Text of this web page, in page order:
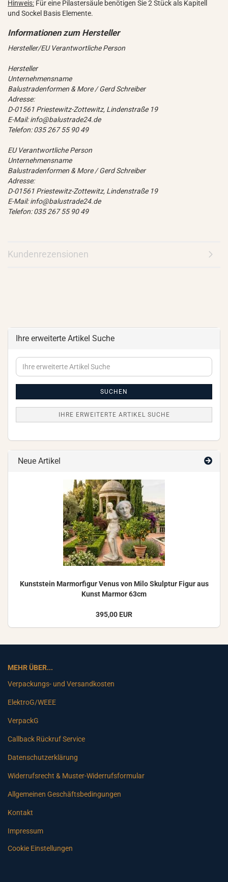
Hinweis: Für eine Pilastersäule benötigen Sie 2 Stück als Kapitell
und Sockel Basis Elemente.
Hersteller/EU Verantwortliche Person
Hersteller
Unternehmensname
Balustradenformen & More / Gerd Schreiber
Adresse:
D-01561 Priestewitz-Zottewitz, Lindenstraße 19
E-Mail: info@balustrade24.de
Telefon: 035 267 55 90 49
EU Verantwortliche Person
Unternehmensname
Balustradenformen & More / Gerd Schreiber
Adresse:
D-01561 Priestewitz-Zottewitz, Lindenstraße 19
E-Mail: info@balustrade24.de
Telefon: 035 267 55 90 49
Kundenrezensionen
Ihre erweiterte Artikel Suche
Ihre
erweiterte
SUCHEN
IHRE ERWEITERTE ARTIKEL SUCHE
Neue Artikel
Kunst­stein Mar­mor­fi­gur Venus von Milo Skulp­tur Figur aus
Kunst Mar­mor 63cm
395,00 EUR
MEHR ÜBER...
Verpackungs- und Versandkosten
ElektroG/WEEE
VerpackG
Callback Rückruf Service
Datenschutzerklärung
Widerrufsrecht & Muster-Widerrufsformular
Allgemeinen Geschäftsbedingungen
Kontakt
Impressum
Cookie Einstellungen